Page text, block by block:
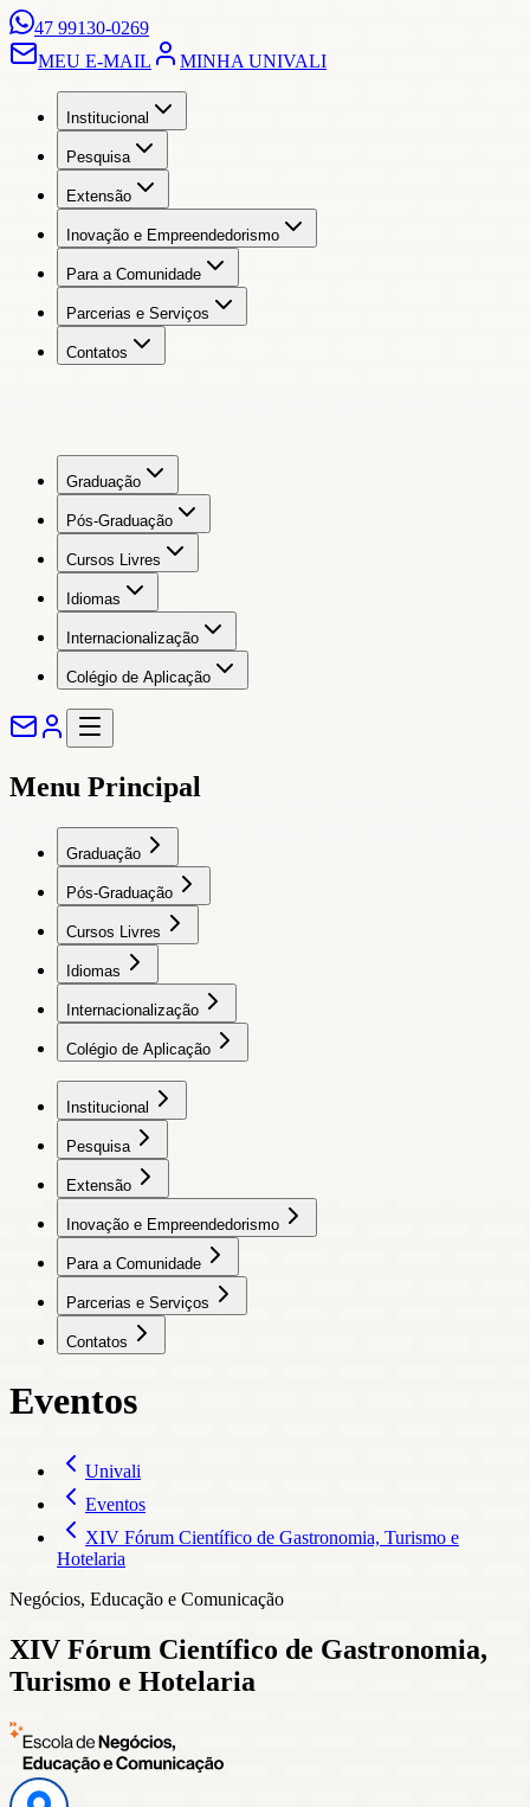
47 99130-0269
MEU E-MAIL
MINHA UNIVALI
Institucional
Pesquisa
Extensão
Inovação e Empreendedorismo
Para a Comunidade
Parcerias e Serviços
Contatos
Graduação
Pós-Graduação
Cursos Livres
Idiomas
Internacionalização
Colégio de Aplicação
Menu Principal
Graduação
Pós-Graduação
Cursos Livres
Idiomas
Internacionalização
Colégio de Aplicação
Institucional
Pesquisa
Extensão
Inovação e Empreendedorismo
Para a Comunidade
Parcerias e Serviços
Contatos
Eventos
Univali
Eventos
XIV Fórum Científico de Gastronomia, Turismo e
Hotelaria
Negócios, Educação e Comunicação
XIV Fórum Científico de Gastronomia,
Turismo e Hotelaria